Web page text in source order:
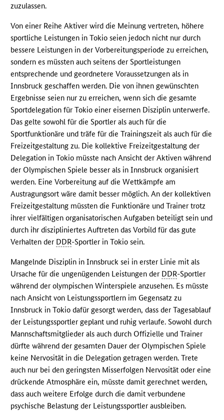
zuzulassen.
Von einer Reihe Aktiver wird die Meinung vertreten, höhere
sportliche Leistungen in Tokio seien jedoch nicht nur durch
bessere Leistungen in der Vorbereitungsperiode zu erreichen,
sondern es müssten auch seitens der Sportleistungen
entsprechende und geordnetere Voraussetzungen als in
Innsbruck geschaffen werden. Die von ihnen gewünschten
Ergebnisse seien nur zu erreichen, wenn sich die gesamte
Sportdelegation für Tokio einer eisernen Disziplin unterwerfe.
Das gelte sowohl für die Sportler als auch für die
Sportfunktionäre und träfe für die Trainingszeit als auch für die
Freizeitgestaltung zu. Die kollektive Freizeitgestaltung der
Delegation in Tokio müsste nach Ansicht der Aktiven während
der Olympischen Spiele besser als in Innsbruck organisiert
werden. Eine Vorbereitung auf die Wettkämpfe am
Austragungsort wäre damit besser möglich. An der kollektiven
Freizeitgestaltung müssten die Funktionäre und Trainer trotz
ihrer vielfältigen organisatorischen Aufgaben beteiligt sein und
durch ihr diszipliniertes Auftreten das Vorbild für das gute
Verhalten der DDR-Sportler in Tokio sein.
Mangelnde Disziplin in Innsbruck sei in erster Linie mit als
Ursache für die ungenügenden Leistungen der DDR-Sportler
während der olympischen Winterspiele anzusehen. Es müsste
nach Ansicht von Leistungssportlern im Gegensatz zu
Innsbruck in Tokio dafür gesorgt werden, dass der Tagesablauf
der Leistungssportler geplant und ruhig verlaufe. Sowohl durch
Mannschaftsmitglieder als auch durch Offizielle und Trainer
dürfte während der gesamten Dauer der Olympischen Spiele
keine Nervosität in die Delegation getragen werden. Trete
auch nur bei den geringsten Misserfolgen Nervosität oder eine
drückende Atmosphäre ein, müsste damit gerechnet werden,
dass auch weitere Erfolge durch die damit verbundene
psychische Belastung der Leistungssportler ausbleiben.